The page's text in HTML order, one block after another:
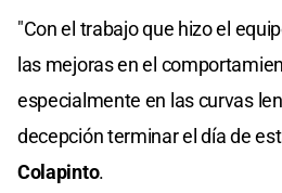
"Con el trabajo que hizo el
las mejoras en el
especialmente en las curvas
decepción terminar el día de
Colapinto.